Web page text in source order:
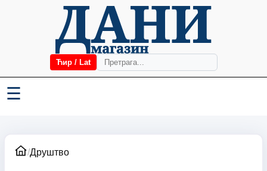
Ћир / Lat
☰
/Друштво